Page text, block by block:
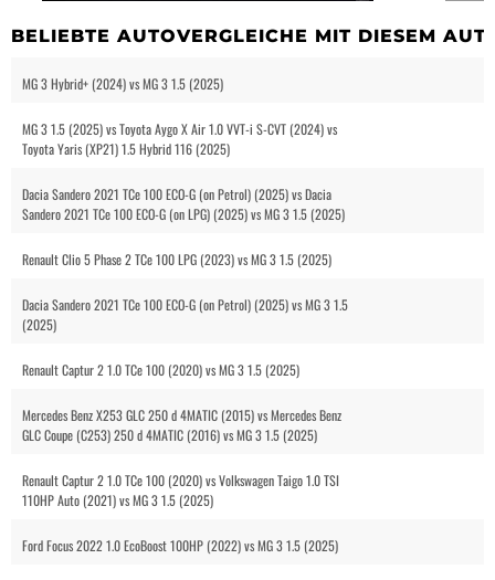
BELIEBTE AUTOVERGLEICHE MIT DIESEM
MG 3 Hybrid+ (2024) vs MG 3 1.5 (2025)
MG 3 1.5 (2025) vs Toyota Aygo X Air 1.0 VVT-i S-CVT (2024) vs
Toyota Yaris (XP21) 1.5 Hybrid 116 (2025)
Dacia Sandero 2021 TCe 100 ECO-G (on Petrol) (2025) vs Dacia
Sandero 2021 TCe 100 ECO-G (on LPG) (2025) vs MG 3 1.5 (2025)
Renault Clio 5 Phase 2 TCe 100 LPG (2023) vs MG 3 1.5 (2025)
Dacia Sandero 2021 TCe 100 ECO-G (on Petrol) (2025) vs MG 3 1.5
(2025)
Renault Captur 2 1.0 TCe 100 (2020) vs MG 3 1.5 (2025)
Mercedes Benz X253 GLC 250 d 4MATIC (2015) vs Mercedes Benz
GLC Coupe (C253) 250 d 4MATIC (2016) vs MG 3 1.5 (2025)
Renault Captur 2 1.0 TCe 100 (2020) vs Volkswagen Taigo 1.0 TSI
110HP Auto (2021) vs MG 3 1.5 (2025)
Ford Focus 2022 1.0 EcoBoost 100HP (2022) vs MG 3 1.5 (2025)